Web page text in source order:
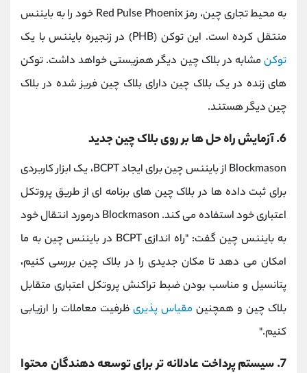
به محیط تجاری چین، رمز Red Pulse Phoenix خود را به بایننس
منتقل کرده است. این توکن (PHB) در زنجیره بایننس با یک
توکنمشابه در بلاک چین دیگر همزیستی خواهد داشت. توکن
های زنده در یک بلاک چین دارای بلاک چین فریز شده در بلاک
چین دیگر هستند.
6. آزمایش راه حل ها بر روی بلاک چین جدید
Blockmason از بایننس چین برای ایجاد BCPT، یک ابزار کاربردی
برای ثبت داده ها در بلاک چین های برنامه ای از طریق پروتکل
اعتباری خود استفاده می کند. Blockmason درمورد انتقال خود
به بایننس چین گفت: "راه اندازی BCPT در بایننس چین به ما
امکان می دهد تا مکان جدیدی را در بلاک چین بررسی کنیم،
پتانسیل و مناسب بودن ضبط تراکنش پروتکل اعتباری متقابل
بلاک چین و همچنین مقیاس پذیری ظرفیت معاملات را ارزیابی
کنیم."
7. سیستم پرداخت عادلانه تر برای توسعه دهندگان محتوا